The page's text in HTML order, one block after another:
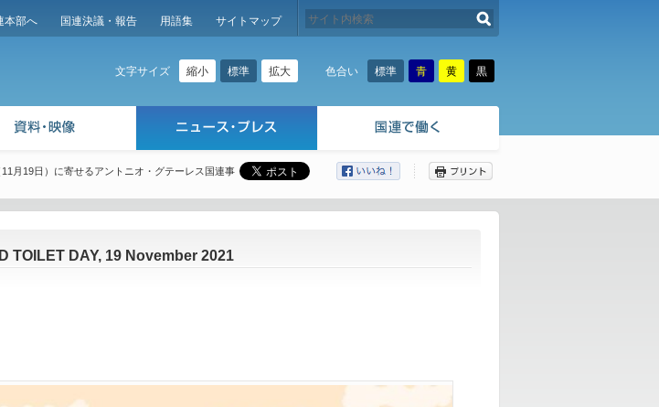
本部へ 国連決議・報告 用語集 サイトマップ
文字サイズ 縮小 標準 拡大 色合い 標準 青 黄 黒
月19日）に寄せるアントニオ・グテーレス国連事
TOILET DAY, 19 November 2021